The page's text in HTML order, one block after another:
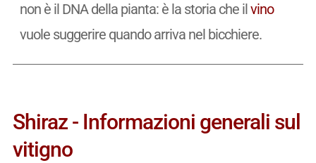
non è il DNA della pianta: è la storia che ilvino
vuole suggerire quando arriva nel bicchiere.
Shiraz - Informazioni generali sul
vitigno